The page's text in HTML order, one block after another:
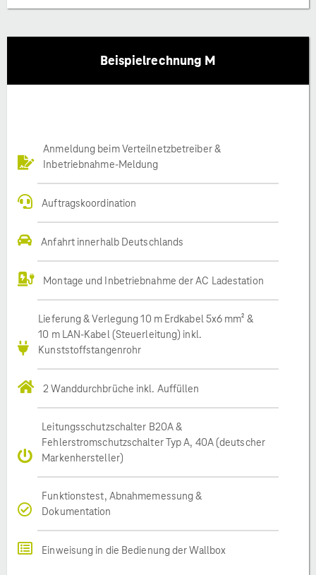
Beispielrechnung M
Anmeldung beim Verteilnetzbetreiber &
Inbetriebnahme-Meldung
Auftragskoordination
Anfahrt innerhalb Deutschlands
Montage und Inbetriebnahme der AC Ladestation
Lieferung & Verlegung 10 m Erdkabel 5x6 mm² &
10 m LAN-Kabel (Steuerleitung) inkl.
Kunststoffstangenrohr
2 Wanddurchbrüche inkl. Auffüllen
Leitungsschutzschalter B20A &
Fehlerstromschutzschalter Typ A, 40A (deutscher
Markenhersteller)
Funktionstest, Abnahmemessung &
Dokumentation
Einweisung in die Bedienung der Wallbox